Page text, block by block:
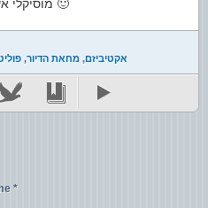
מוסיקלי אשמח אם תשלחו לי לינק או משהו 🙂
אקטיביזם, מחאת הדיור,
*